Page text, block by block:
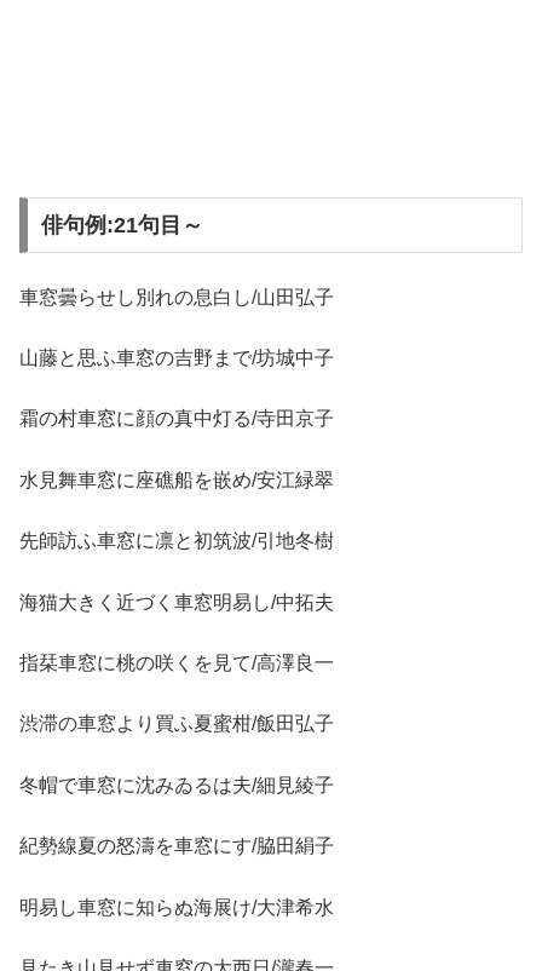
俳句例:21句目～
車窓曇らせし別れの息白し/山田弘子
山藤と思ふ車窓の吉野まで/坊城中子
霜の村車窓に顔の真中灯る/寺田京子
水見舞車窓に座礁船を嵌め/安江緑翠
先師訪ふ車窓に凛と初筑波/引地冬樹
海猫大きく近づく車窓明易し/中拓夫
指栞車窓に桃の咲くを見て/高澤良一
渋滞の車窓より買ふ夏蜜柑/飯田弘子
冬帽で車窓に沈みゐるは夫/細見綾子
紀勢線夏の怒濤を車窓にす/脇田絹子
明易し車窓に知らぬ海展け/大津希水